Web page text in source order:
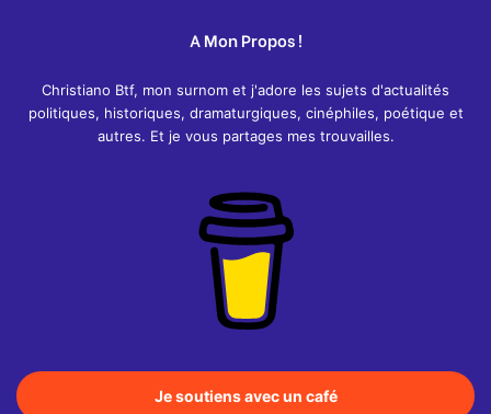
A Mon Propos !
Christiano Btf, mon surnom et j'adore les sujets d'actualités
politiques, historiques, dramaturgiques, cinéphiles, poétique et
autres. Et je vous partages mes trouvailles.
Je soutiens avec un café